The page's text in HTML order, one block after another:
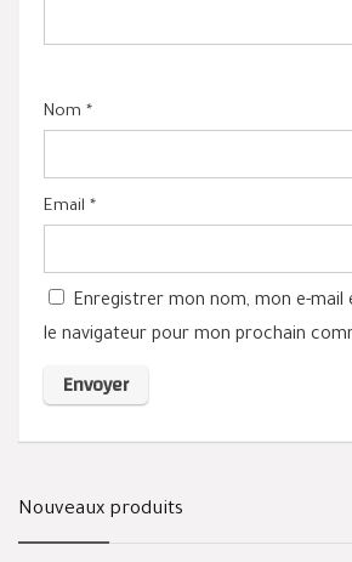
Nom *
Email *
Enregistrer mon nom, mon e-mail
le navigateur pour mon prochain
Nouveaux produits